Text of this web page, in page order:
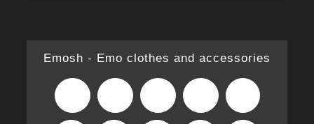
Emosh - Emo clothes and accessories
Facebook Reddit LinkedIn WhatsApp